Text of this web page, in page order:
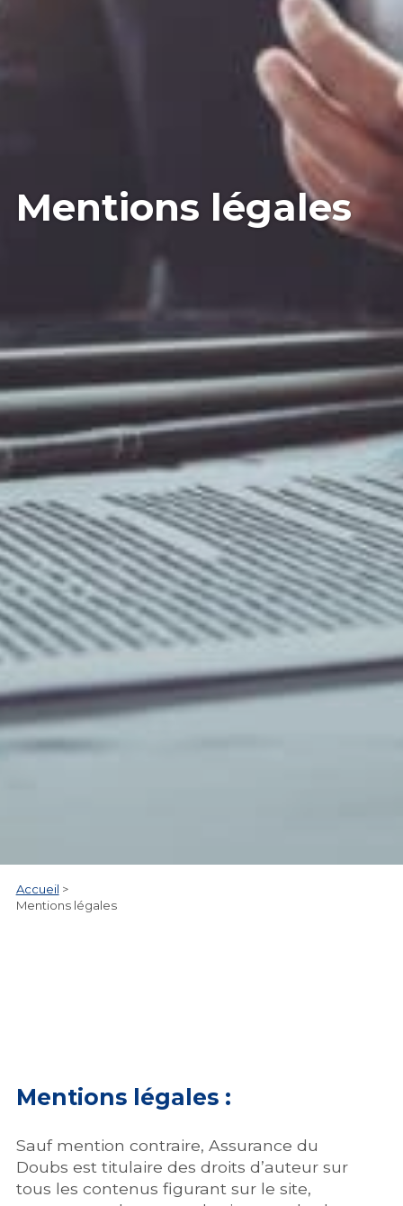
Mentions légales
Accueil >
Mentions légales
Mentions légales :
Sauf mention contraire, Assurance du
Doubs est titulaire des droits d’auteur sur
tous les contenus figurant sur le site,